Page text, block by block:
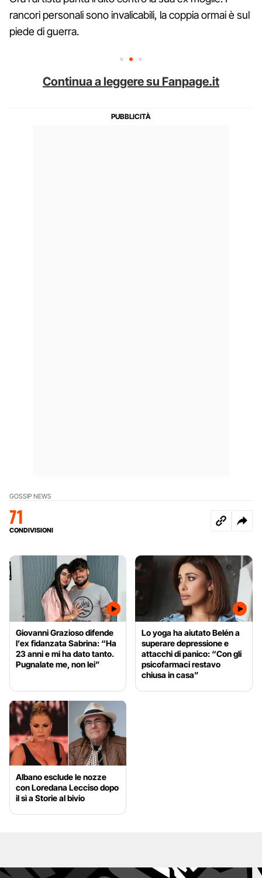
rancori personali sono invalicabili, la coppia ormai è sul
piede di guerra.
Continua a leggere su Fanpage.it
GOSSIP NEWS
71
CONDIVISIONI
Giovanni Grazioso difende
l’ex fidanzata Sabrina: “Ha
23 anni e mi ha dato tanto.
Pugnalate me, non lei”
Lo yoga ha aiutato Belén a
superare depressione e
attacchi di panico: “Con gli
psicofarmaci restavo
chiusa in casa”
Albano esclude le nozze
con Loredana Lecciso dopo
il sì a Storie al bivio